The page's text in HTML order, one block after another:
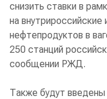
снизить ставки в
на
нефтепродуктов в
250 станций
сообщении РЖД.
Также будут